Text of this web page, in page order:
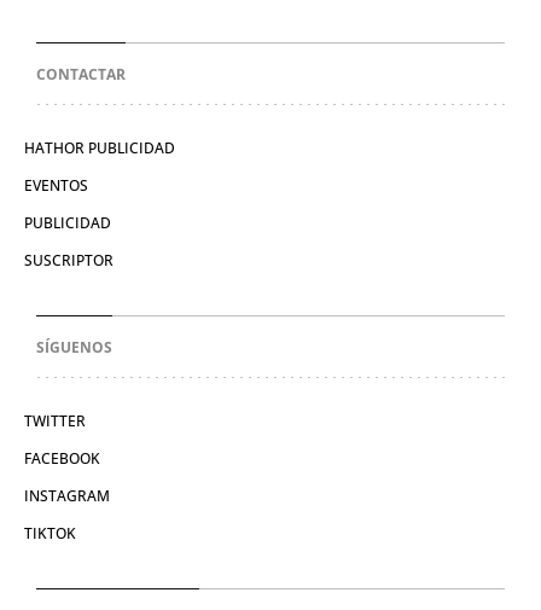
CONTACTAR
HATHOR PUBLICIDAD
EVENTOS
PUBLICIDAD
SUSCRIPTOR
SÍGUENOS
TWITTER
FACEBOOK
INSTAGRAM
TIKTOK